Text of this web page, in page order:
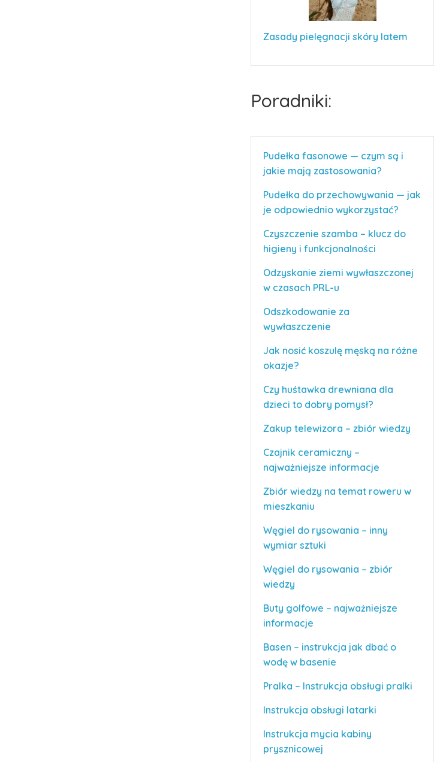
Zasady pielęgnacji skóry latem
Poradniki:
Pudełka fasonowe — czym są i
jakie mają zastosowania?
Pudełka do przechowywania — jak
je odpowiednio wykorzystać?
Czyszczenie szamba – klucz do
higieny i funkcjonalności
Odzyskanie ziemi wywłaszczonej
w czasach PRL-u
Odszkodowanie za
wywłaszczenie
Jak nosić koszulę męską na różne
okazje?
Czy huśtawka drewniana dla
dzieci to dobry pomysł?
Zakup telewizora – zbiór wiedzy
Czajnik ceramiczny –
najważniejsze informacje
Zbiór wiedzy na temat roweru w
mieszkaniu
Węgiel do rysowania – inny
wymiar sztuki
Węgiel do rysowania – zbiór
wiedzy
Buty golfowe – najważniejsze
informacje
Basen – instrukcja jak dbać o
wodę w basenie
Pralka – Instrukcja obsługi pralki
Instrukcja obsługi latarki
Instrukcja mycia kabiny
prysznicowej